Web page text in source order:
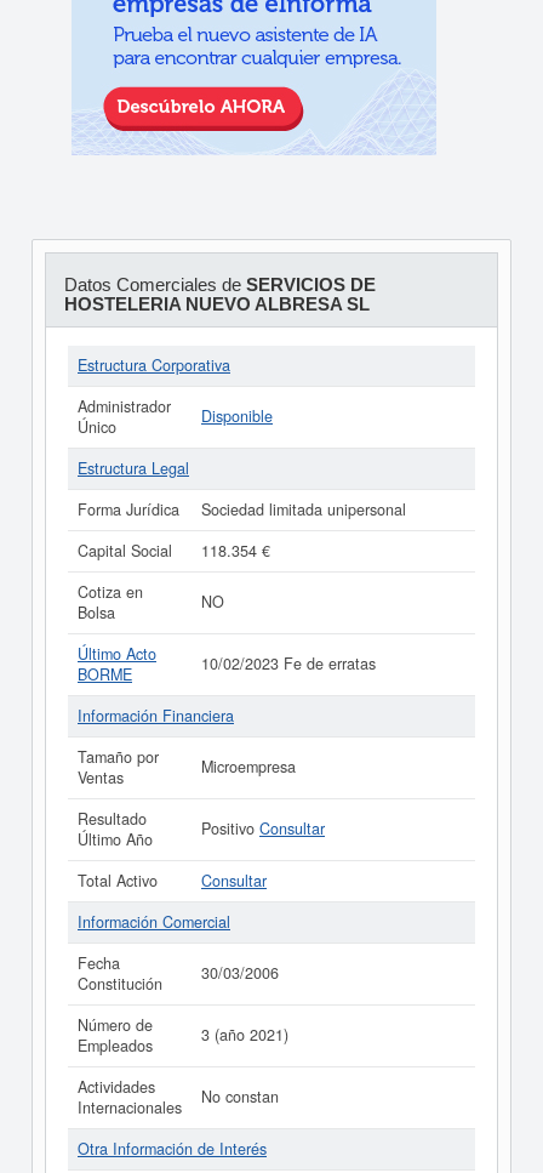
Datos Comerciales de SERVICIOS DE
HOSTELERIA NUEVO ALBRESA SL
Estructura Corporativa
Administrador
Único
Disponible
Estructura Legal
Forma Jurídica
Sociedad limitada unipersonal
Capital Social
118.354 €
Cotiza en
Bolsa
NO
Último Acto
BORME
10/02/2023 Fe de erratas
Información Financiera
Tamaño por
Ventas
Microempresa
Resultado
Último Año
Positivo Consultar
Total Activo
Consultar
Información Comercial
Fecha
Constitución
30/03/2006
Número de
Empleados
3 (año 2021)
Actividades
Internacionales
No constan
Otra Información de Interés